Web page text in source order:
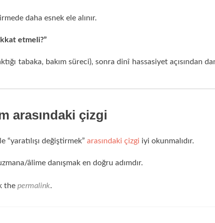
daha esnek ele alınır.
etmeli?”
tabaka, bakım süreci), sonra dinî hassasiyet açısından
arasındaki çizgi
“yaratılışı değiştirmek” arasındaki çizgi iyi okunmalıdır.
âlime danışmak en doğru adımdır.
the permalink.